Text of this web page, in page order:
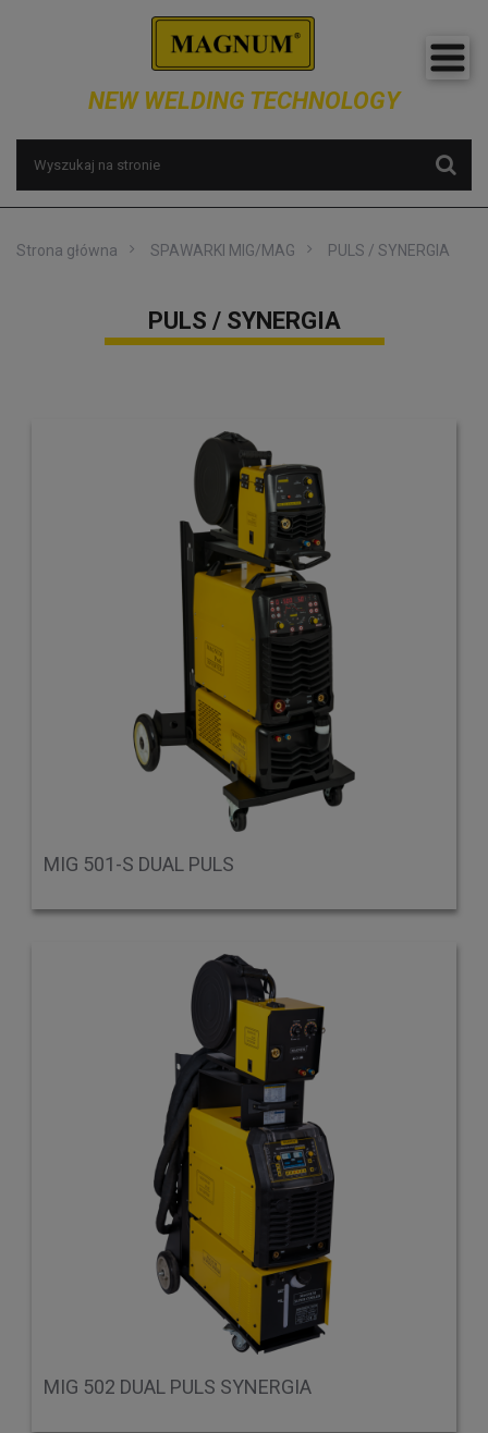
NEW WELDING TECHNOLOGY
Strona główna SPAWARKI MIG/MAG PULS / SYNERGIA
PULS / SYNERGIA
MIG 501-S DUAL PULS
MIG 502 DUAL PULS SYNERGIA